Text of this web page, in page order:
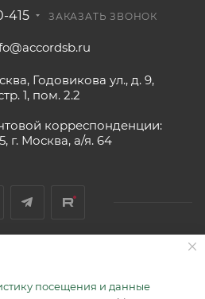
415 ЗАКАЗАТЬ ЗВОНОК
Годовикова ул., д. 9,
1, пом. 2.2
корреспонденции:
г. Москва, а/я. 64
внимание на то, что вся
на сайте, носит
посещения и данные